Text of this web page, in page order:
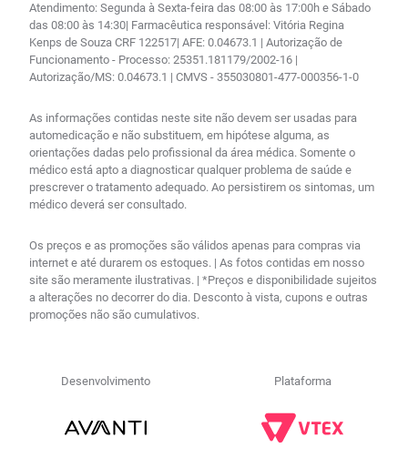
Atendimento: Segunda à Sexta-feira das 08:00 às 17:00h e Sábado
das 08:00 às 14:30| Farmacêutica responsável: Vitória Regina
Kenps de Souza CRF 122517| AFE: 0.04673.1 | Autorização de
Funcionamento - Processo: 25351.181179/2002-16 |
Autorização/MS: 0.04673.1 | CMVS - 355030801-477-000356-1-0
As informações contidas neste site não devem ser usadas para
automedicação e não substituem, em hipótese alguma, as
orientações dadas pelo profissional da área médica. Somente o
médico está apto a diagnosticar qualquer problema de saúde e
prescrever o tratamento adequado. Ao persistirem os sintomas, um
médico deverá ser consultado.
Os preços e as promoções são válidos apenas para compras via
internet e até durarem os estoques. | As fotos contidas em nosso
site são meramente ilustrativas. | *Preços e disponibilidade sujeitos
a alterações no decorrer do dia. Desconto à vista, cupons e outras
promoções não são cumulativos.
Desenvolvimento Plataforma